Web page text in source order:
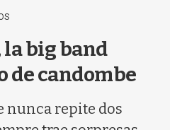
la big band
de candombe
nunca repite dos